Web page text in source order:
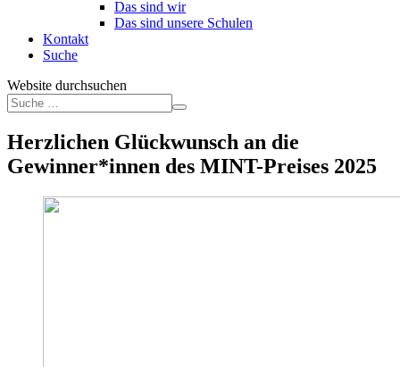
Das sind wir
Das sind unsere Schulen
Kontakt
Suche
Website durchsuchen
Herzlichen Glückwunsch an die
Gewinner*innen des MINT-Preises 2025